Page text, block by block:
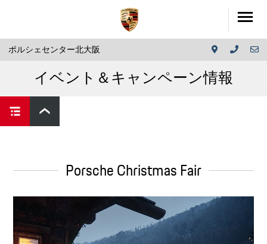
ポルシェセンター北大阪
イベント＆キャンペーン情報
Porsche Christmas Fair